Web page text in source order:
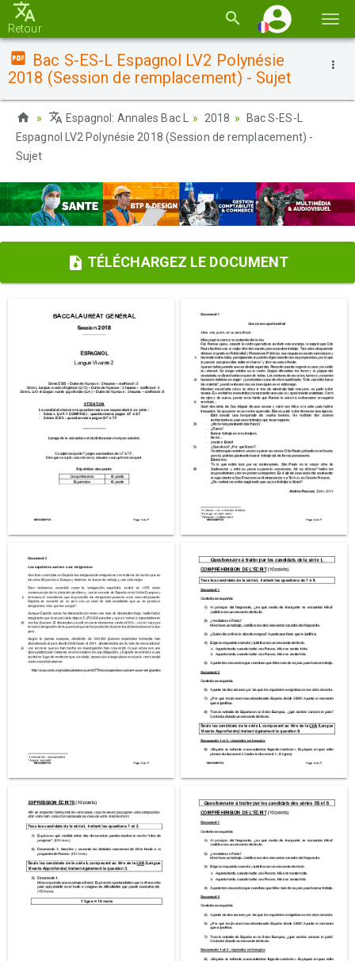
la
Retour
Bac S-ES-L Espagnol LV2 Polynésie
2018 (Session de remplacement) - Sujet
Espagnol: Annales Bac L 2018
Bac S-ES-L
Espagnol LV2 Polynésie 2018 (Session de remplacement) -
Sujet
TÉLÉCHARGEZ LE DOCUMENT